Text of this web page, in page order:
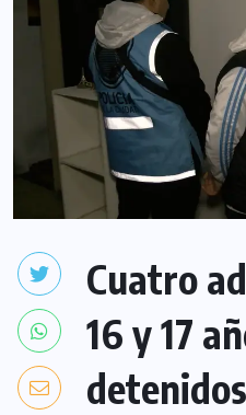
Cuatro
16 y 17